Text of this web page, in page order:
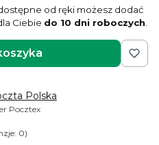
od ręki możesz dodać
Ciebie do 10 dni roboczych.
Polska
Pocztex
0)